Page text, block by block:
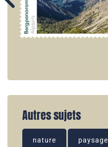
Autres sujets
nature paysage